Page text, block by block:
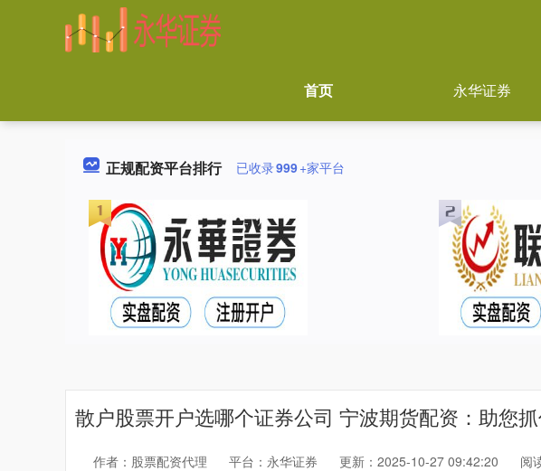
首页 永华证券
正规配资平台排行 已收录999+家平台
散户股票开户选哪个证券公司 宁波期货配资：助您
作者：股票配资代理 平台：永华证券 更新：2025-10-27 09:42:20 阅